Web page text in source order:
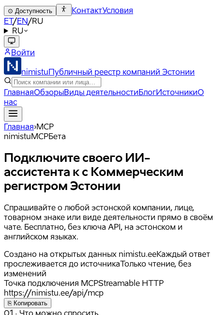
⊙ Доступность КонтактУсловия
ET/EN/RU
RU
Войти
nimistuПубличный реестр компаний Эстонии
ГлавнаяОбзорыВиды деятельностиБлогИсточникиО
нас
Главная›MCP
nimistuMCPБета
Подключите своего ИИ-
ассистента кс Коммерческим
регистром Эстонии
Спрашивайте о любой эстонской компании, лице,
товарном знаке или виде деятельности прямо в своём
чате. Бесплатно, без ключа API, на эстонском и
английском языках.
Создано на открытых данных nimistu.eeКаждый ответ
прослеживается до источникаТолько чтение, без
изменений
Точка подключения MCPStreamable HTTP
https://nimistu.ee/api/mcp
⎘ Копировать
01 · Что можно спросить